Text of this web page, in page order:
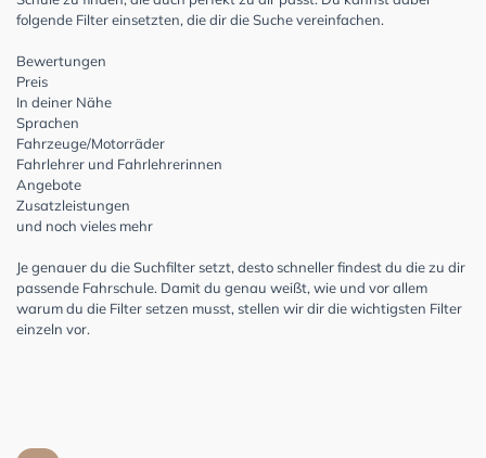
folgende Filter einsetzten, die dir die Suche vereinfachen.
Bewertungen
Preis
In deiner Nähe
Sprachen
Fahrzeuge/Motorräder
Fahrlehrer und Fahrlehrerinnen
Angebote
Zusatzleistungen
und noch vieles mehr
Je genauer du die Suchfilter setzt, desto schneller findest du die zu dir
passende Fahrschule. Damit du genau weißt, wie und vor allem
warum du die Filter setzen musst, stellen wir dir die wichtigsten Filter
einzeln vor.